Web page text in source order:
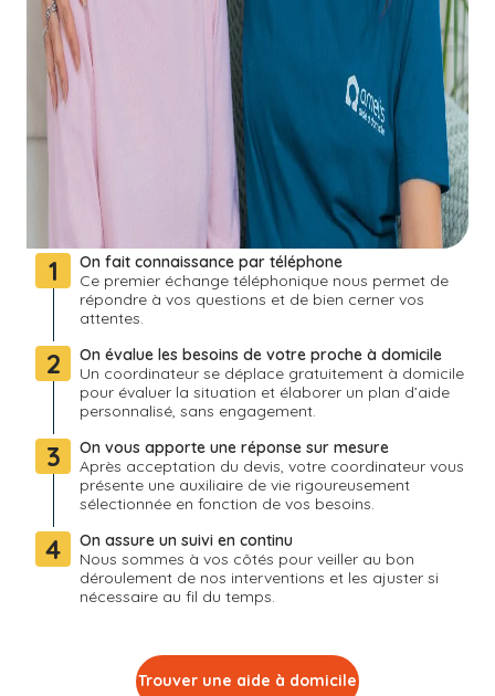
1
On fait connaissance par téléphone
Ce premier échange téléphonique nous permet de
répondre à vos questions et de bien cerner vos
attentes.
2
On évalue les besoins de votre proche à domicile
Un coordinateur se déplace gratuitement à domicile
pour évaluer la situation et élaborer un plan d’aide
personnalisé, sans engagement.
3
On vous apporte une réponse sur mesure
Après acceptation du devis, votre coordinateur vous
présente une auxiliaire de vie rigoureusement
sélectionnée en fonction de vos besoins.
4
On assure un suivi en continu
Nous sommes à vos côtés pour veiller au bon
déroulement de nos interventions et les ajuster si
nécessaire au fil du temps.
Trouver une aide à domicile